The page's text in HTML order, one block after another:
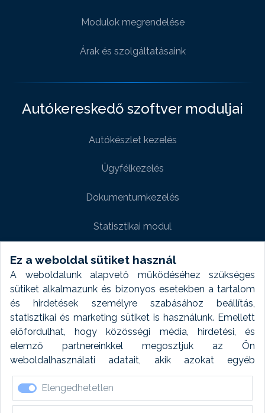
Ez a weboldal sütiket használ
A weboldalunk alapvető működéséhez szükséges
sütiket alkalmazunk és bizonyos esetekben a tartalom
és hirdetések személyre szabásához beállítás,
statisztikai és marketing sütiket is használunk. Emellett
előfordulhat, hogy közösségi média, hirdetési, és
elemző partnereinkkel megosztjuk az Ön
weboldalhasználati adatait, akik azokat egyéb
forrásokból gyűjtött adatokkal kombinálhatják. A sütik
elfogadásával kapcsolatosan naplózást végzünk és
ezen adatokat 6 hónap után automatikusan töröljük. A
Elengedhetetlen
Modulok megrendelése
Árak és szolgáltatásaink
Autókereskedő szoftver moduljai
Autókészlet kezelés
Ügyfélkezelés
Dokumentumkezelés
Statisztikai modul
Weboldal modul
Fényképtár extra modul
Autómosó modul
Feladatütemezés